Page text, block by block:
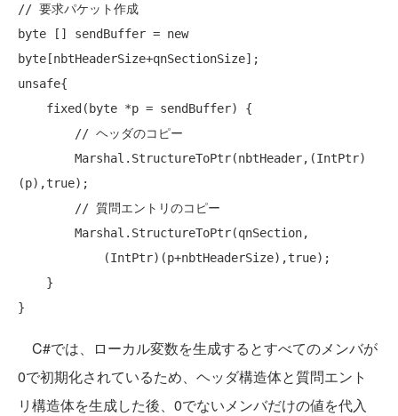
// 要求パケット作成
byte [] sendBuffer = new
byte
unsafe{
fixed ( byte *p = sendBuffer) {
// ヘッダのコピー
(p),true);
// 質問エントリのコピー
C#では、ローカル変数を生成するとすべてのメンバが
0で初期化されているため、ヘッダ構造体と質問エント
リ構造体を生成した後、0でないメンバだけの値を代入